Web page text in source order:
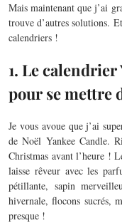
Mais maintenant que j’ai
trouve d’autres solutions.
calendriers !
1. Le
pour se mettre
Je vous avoue que j’ai
de Noël Yankee Candle.
Christmas avant l’heure !
laisse rêveur avec les
pétillante, sapin
hivernale, flocons sucrés,
presque !